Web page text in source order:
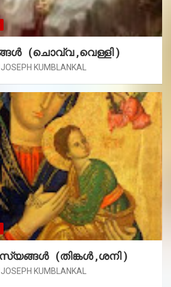
(ചൊവ്വ ,വെള്ളി )
KUMBLANKAL
(തിങ്കൾ ,ശനി )
KUMBLANKAL